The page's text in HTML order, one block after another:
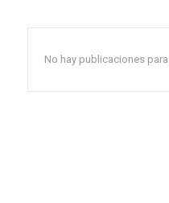
No hay publicaciones